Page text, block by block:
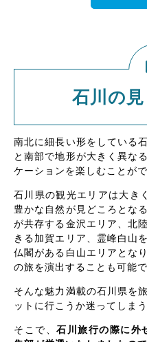
石川の
南北に細長い形をしている
と南部で地形が大きく異な
ケーションを楽しむことがで
石川県の観光エリアは大き
豊かな自然が見どころとな
が共存する金沢エリア、北
きる加賀エリア、霊峰白山
仏閣がある白山エリアとな
の旅を演出することも可能で
そんな魅力満載の石川県を
ットに行こうか迷ってしま
そこで、石川旅行の際に外